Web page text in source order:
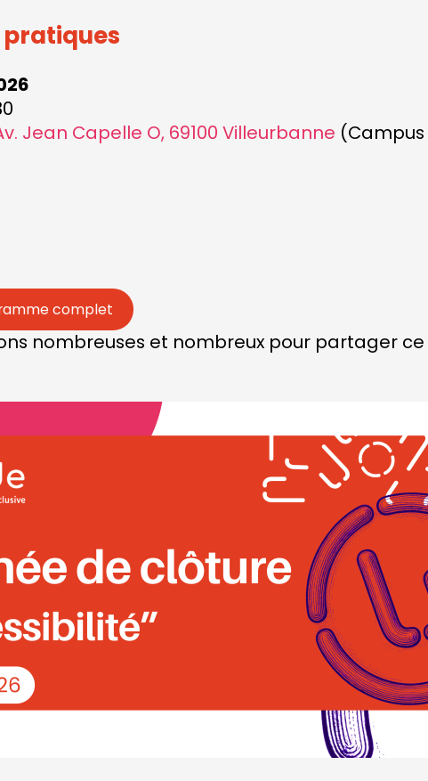
Jean Capelle O, 69100 Villeurbanne
complet
nombreuses et nombreux pour partager